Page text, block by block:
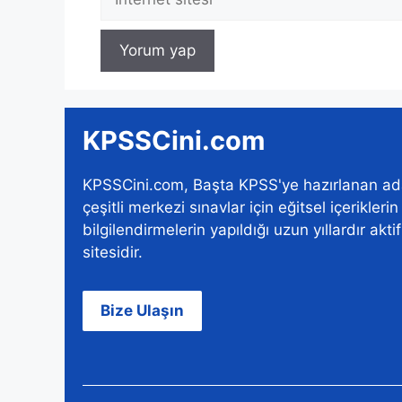
sitesi
KPSSCini.com
KPSSCini.com, Başta KPSS'ye hazırlanan
çeşitli merkezi sınavlar için eğitsel içeriklerin
bilgilendirmelerin yapıldığı uzun yıllardır
sitesidir.
Bize Ulaşın